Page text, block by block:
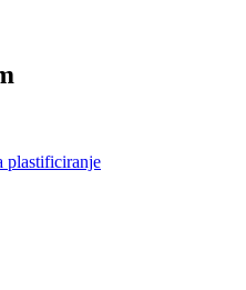
plastificiranje